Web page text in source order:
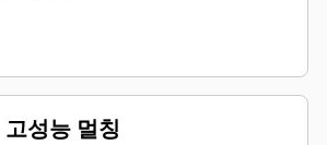
고성능 멀칭